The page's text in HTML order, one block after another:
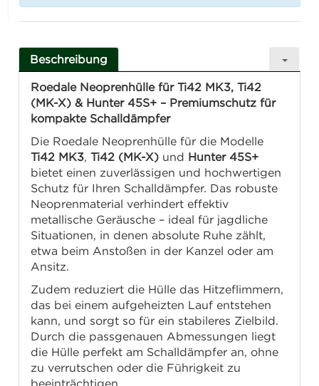
Beschreibung
Roedale Neoprenhülle für Ti42 MK3, Ti42
(MK-X) & Hunter 45S+ – Premiumschutz für
kompakte Schalldämpfer
Die Roedale Neoprenhülle für die Modelle
Ti42 MK3,Ti42 (MK-X) und Hunter 45S+
bietet einen zuverlässigen und hochwertigen
Schutz für Ihren Schalldämpfer. Das robuste
Neoprenmaterial verhindert effektiv
metallische Geräusche – ideal für jagdliche
Situationen, in denen absolute Ruhe zählt,
etwa beim Anstoßen in der Kanzel oder am
Ansitz.
Zudem reduziert die Hülle das Hitzeflimmern,
das bei einem aufgeheizten Lauf entstehen
kann, und sorgt so für ein stabileres Zielbild.
Durch die passgenauen Abmessungen liegt
die Hülle perfekt am Schalldämpfer an, ohne
zu verrutschen oder die Führigkeit zu
beeinträchtigen.